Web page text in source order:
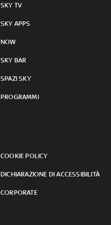
SKY TV
SKY APPS
NOW
SKY BAR
SPAZI SKY
PROGRAMMI
COOKIE POLICY
DICHIARAZIONE DI ACCESSIBILITÀ
CORPORATE